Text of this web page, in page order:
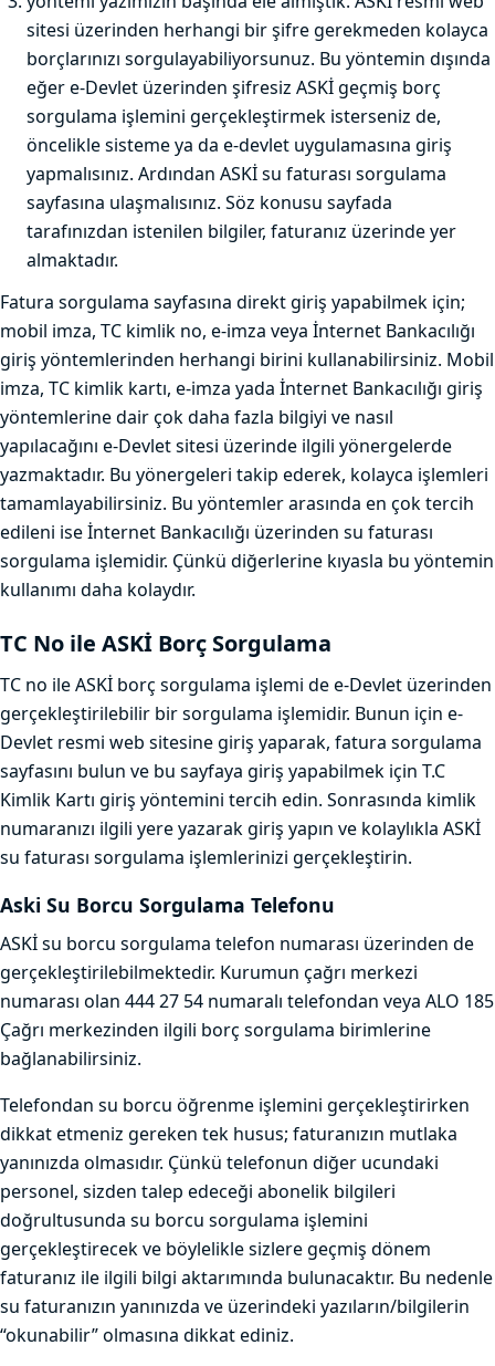
sitesi üzerinden herhangi bir şifre gerekmeden kolayca
borçlarınızı sorgulayabiliyorsunuz. Bu yöntemin dışında
eğer e-Devlet üzerinden şifresiz ASKİ geçmiş borç
sorgulama işlemini gerçekleştirmek isterseniz de,
öncelikle sisteme ya da e-devlet uygulamasına giriş
yapmalısınız. Ardından ASKİ su faturası sorgulama
sayfasına ulaşmalısınız. Söz konusu sayfada
tarafınızdan istenilen bilgiler, faturanız üzerinde yer
almaktadır.
Fatura sorgulama sayfasına direkt giriş yapabilmek için;
mobil imza, TC kimlik no, e-imza veya İnternet Bankacılığı
giriş yöntemlerinden herhangi birini kullanabilirsiniz. Mobil
imza, TC kimlik kartı, e-imza yada İnternet Bankacılığı giriş
yöntemlerine dair çok daha fazla bilgiyi ve nasıl
yapılacağını e-Devlet sitesi üzerinde ilgili yönergelerde
yazmaktadır. Bu yönergeleri takip ederek, kolayca işlemleri
tamamlayabilirsiniz. Bu yöntemler arasında en çok tercih
edileni ise İnternet Bankacılığı üzerinden su faturası
sorgulama işlemidir. Çünkü diğerlerine kıyasla bu yöntemin
kullanımı daha kolaydır.
TC No ile ASKİ Borç Sorgulama
TC no ile ASKİ borç sorgulama işlemi de e-Devlet üzerinden
gerçekleştirilebilir bir sorgulama işlemidir. Bunun için e-
Devlet resmi web sitesine giriş yaparak, fatura sorgulama
sayfasını bulun ve bu sayfaya giriş yapabilmek için T.C
Kimlik Kartı giriş yöntemini tercih edin. Sonrasında kimlik
numaranızı ilgili yere yazarak giriş yapın ve kolaylıkla ASKİ
su faturası sorgulama işlemlerinizi gerçekleştirin.
Aski Su Borcu Sorgulama Telefonu
ASKİ su borcu sorgulama telefon numarası üzerinden de
gerçekleştirilebilmektedir. Kurumun çağrı merkezi
numarası olan 444 27 54 numaralı telefondan veya ALO 185
Çağrı merkezinden ilgili borç sorgulama birimlerine
bağlanabilirsiniz.
Telefondan su borcu öğrenme işlemini gerçekleştirirken
dikkat etmeniz gereken tek husus; faturanızın mutlaka
yanınızda olmasıdır. Çünkü telefonun diğer ucundaki
personel, sizden talep edeceği abonelik bilgileri
doğrultusunda su borcu sorgulama işlemini
gerçekleştirecek ve böylelikle sizlere geçmiş dönem
faturanız ile ilgili bilgi aktarımında bulunacaktır. Bu nedenle
su faturanızın yanınızda ve üzerindeki yazıların/bilgilerin
“okunabilir” olmasına dikkat ediniz.